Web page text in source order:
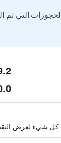
التي تم
كل شيء لعرض